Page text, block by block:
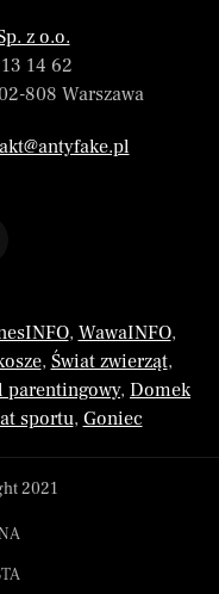
z o.o.
14 62
808 Warszawa
, WawaINFO,
, Świat zwierząt,
parentingowy, Domek
sportu, Goniec
2021